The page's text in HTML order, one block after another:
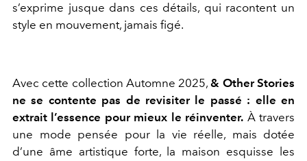
s’exprime jusque dans ces détails, qui racontent un
style en mouvement, jamais figé.
Avec cette collection Automne 2025,& Other Stories
ne se contente pas de revisiter le passé : elle en
extrait l’essence pour mieux le réinventer. À travers
une mode pensée pour la vie réelle, mais dotée
d’une âme artistique forte, la maison esquisse les